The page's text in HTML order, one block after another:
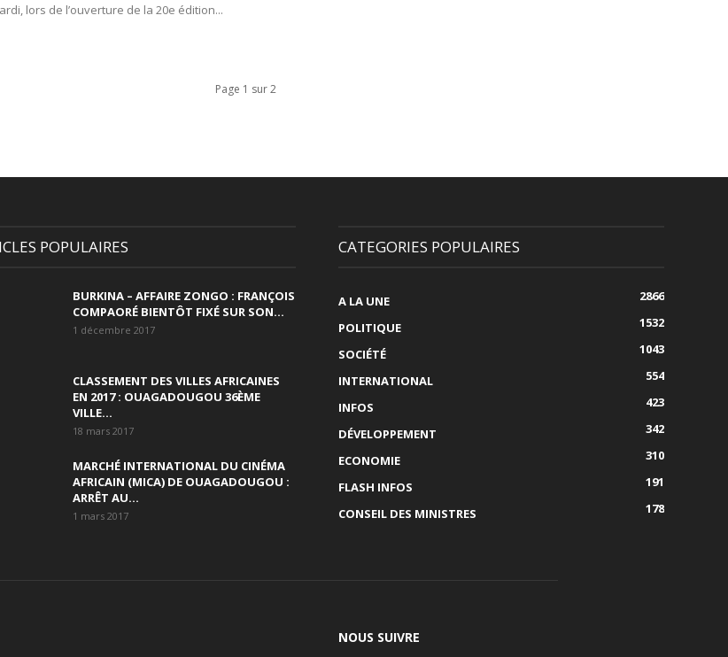
lors de l’ouverture de la 20e édition...
Page 1 sur 2
POPULAIRES
BURKINA – AFFAIRE ZONGO : FRANÇOIS
COMPAORÉ BIENTÔT FIXÉ SUR SON...
1 décembre 2017
CLASSEMENT DES VILLES AFRICAINES
EN 2017 : OUAGADOUGOU 36ÈME
VILLE...
18 mars 2017
MARCHÉ INTERNATIONAL DU CINÉMA
AFRICAIN (MICA) DE OUAGADOUGOU :
ARRÊT AU...
1 mars 2017
CATEGORIES POPULAIRES
A LA UNE
2866
POLITIQUE
1532
SOCIÉTÉ
1043
INTERNATIONAL
554
INFOS
423
DÉVELOPPEMENT
342
ECONOMIE
310
FLASH INFOS
191
CONSEIL DES MINISTRES
178
NOUS SUIVRE